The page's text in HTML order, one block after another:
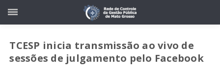
TCESP inicia transmissão ao vivo de
sessões de julgamento pelo Facebook